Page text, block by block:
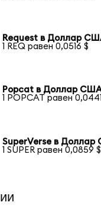
Request в Доллар
1 REQ равен 0,0516 $
Popcat в Доллар
1 POPCAT равен
SuperVerse в
1 SUPER равен 0,0859 $